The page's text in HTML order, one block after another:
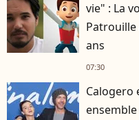
vie" : La
Patrouille
ans
07:30
Calogero